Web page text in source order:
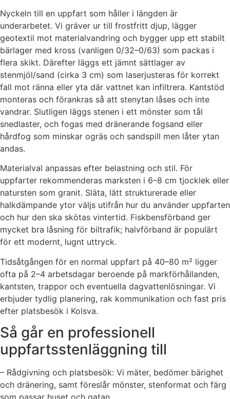
Nyckeln till en uppfart som håller i längden är
underarbetet. Vi gräver ur till frostfritt djup, lägger
geotextil mot materialvandring och bygger upp ett stabilt
bärlager med kross (vanligen 0/32–0/63) som packas i
flera skikt. Därefter läggs ett jämnt sättlager av
stenmjöl/sand (cirka 3 cm) som laserjusteras för korrekt
fall mot ränna eller yta där vattnet kan infiltrera. Kantstöd
monteras och förankras så att stenytan låses och inte
vandrar. Slutligen läggs stenen i ett mönster som tål
snedlaster, och fogas med dränerande fogsand eller
hårdfog som minskar ogräs och sandspill men låter ytan
andas.
Materialval anpassas efter belastning och stil. För
uppfarter rekommenderas marksten i 6–8 cm tjocklek eller
natursten som granit. Släta, lätt strukturerade eller
halkdämpande ytor väljs utifrån hur du använder uppfarten
och hur den ska skötas vintertid. Fiskbensförband ger
mycket bra låsning för biltrafik; halvförband är populärt
för ett modernt, lugnt uttryck.
Tidsåtgången för en normal uppfart på 40–80 m² ligger
ofta på 2–4 arbetsdagar beroende på markförhållanden,
kantsten, trappor och eventuella dagvattenlösningar. Vi
erbjuder tydlig planering, rak kommunikation och fast pris
efter platsbesök i Kolsva.
Så går en professionell
uppfartsstenläggning till
– Rådgivning och platsbesök: Vi mäter, bedömer bärighet
och dränering, samt föreslår mönster, stenformat och färg